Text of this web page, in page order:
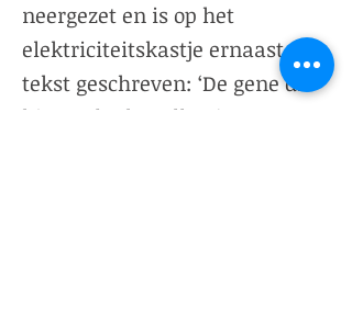
neergezet en is op het
elektriciteitskastje ernaast de
tekst geschreven: ‘De gene die
hier gedenkspullen jat